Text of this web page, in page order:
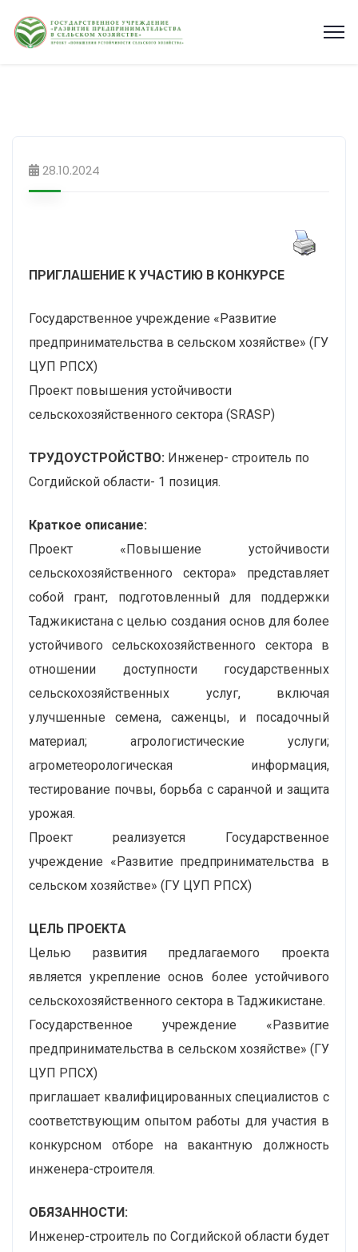
28.10.2024
ПРИГЛАШЕНИЕ К УЧАСТИЮ В КОНКУРСЕ
Государственное учреждение «Развитие
предпринимательства в сельском хозяйстве» (ГУ
ЦУП РПСХ)
Проект повышения устойчивости
сельскохозяйственного сектора (SRASP)
ТРУДОУСТРОЙСТВО: Инженер- строитель по
Согдийской области- 1 позиция.
Краткое описание:
Проект «Повышение устойчивости
сельскохозяйственного сектора» представляет
собой грант, подготовленный для поддержки
Таджикистана с целью создания основ для более
устойчивого сельскохозяйственного сектора в
отношении доступности государственных
сельскохозяйственных услуг, включая
улучшенные семена, саженцы, и посадочный
материал; агрологистические услуги;
агрометеорологическая информация,
тестирование почвы, борьба с саранчой и защита
урожая.
Проект реализуется Государственное
учреждение «Развитие предпринимательства в
сельском хозяйстве» (ГУ ЦУП РПСХ)
ЦЕЛЬ ПРОЕКТА
Целью развития предлагаемого проекта
является укрепление основ более устойчивого
сельскохозяйственного сектора в Таджикистане.
Государственное учреждение «Развитие
предпринимательства в сельском хозяйстве» (ГУ
ЦУП РПСХ)
приглашает квалифицированных специалистов с
соответствующим опытом работы для участия в
конкурсном отборе на вакантную должность
инженера-строителя.
ОБЯЗАННОСТИ:
Инженер-строитель по Согдийской области будет